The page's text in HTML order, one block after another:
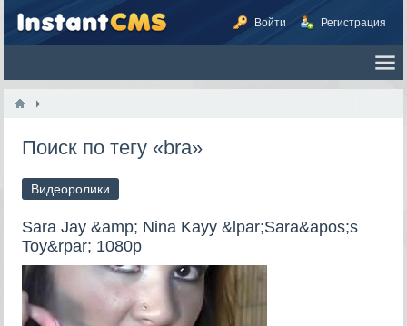
Войти Регистрация
Поиск по тегу «bra»
Видеоролики
Sara Jay &amp; Nina Kayy &lpar;Sara&apos;s
Toy&rpar; 1080p